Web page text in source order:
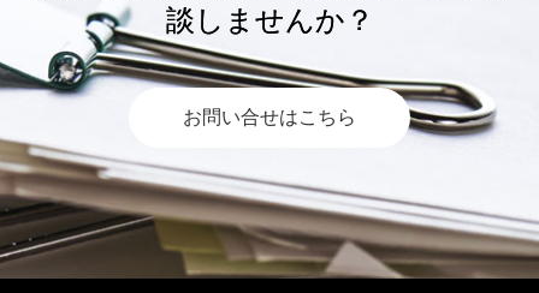
談しませんか？
お問い合せはこちら